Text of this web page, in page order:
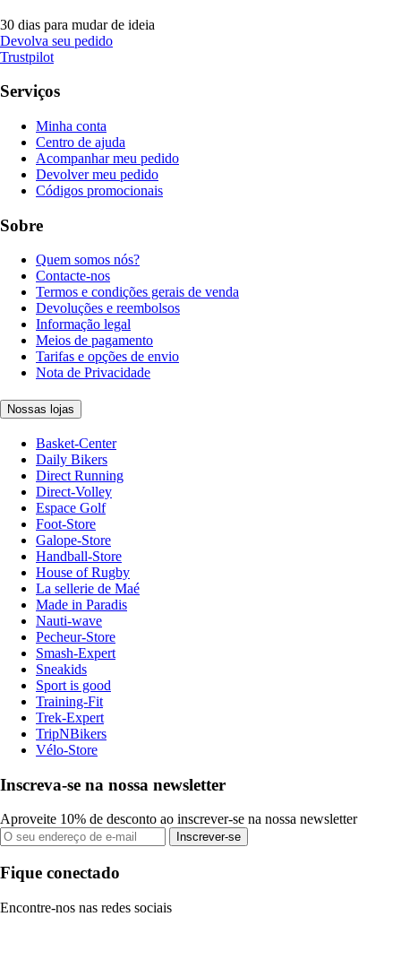
30 dias para mudar de ideia
Devolva seu pedido
Trustpilot
Serviços
Minha conta
Centro de ajuda
Acompanhar meu pedido
Devolver meu pedido
Códigos promocionais
Sobre
Quem somos nós?
Contacte-nos
Termos e condições gerais de venda
Devoluções e reembolsos
Informação legal
Meios de pagamento
Tarifas e opções de envio
Nota de Privacidade
Nossas lojas
Basket-Center
Daily Bikers
Direct Running
Direct-Volley
Espace Golf
Foot-Store
Galope-Store
Handball-Store
House of Rugby
La sellerie de Maé
Made in Paradis
Nauti-wave
Pecheur-Store
Smash-Expert
Sneakids
Sport is good
Training-Fit
Trek-Expert
TripNBikers
Vélo-Store
Inscreva-se na nossa newsletter
Aproveite 10% de desconto ao inscrever-se na nossa newsletter
Inscrever-se
Fique conectado
Encontre-nos nas redes sociais